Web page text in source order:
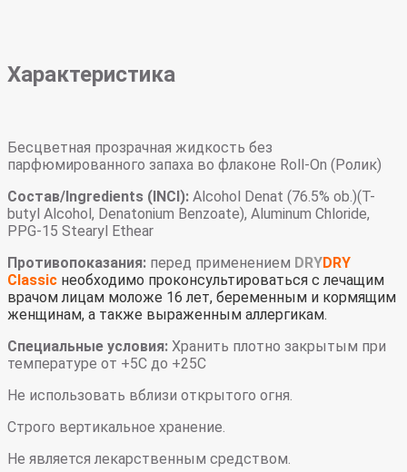
Характеристика
Бесцветная прозрачная жидкость без
парфюмированного запаха во флаконе Roll-On (Ролик)
Состав/Ingredients (INCI): Alcohol Denat (76.5% ob.)(T-
butyl Alcohol, Denatonium Benzoate), Aluminum Chloride,
PPG-15 Stearyl Ethear
Противопоказания: перед применением DRYDRY
Classic необходимо проконсультироваться с лечащим
врачом лицам моложе 16 лет, беременным и кормящим
женщинам, а также выраженным аллергикам.
Специальные условия: Хранить плотно закрытым при
температуре от +5С до +25С
Не использовать вблизи открытого огня.
Строго вертикальное хранение.
Не является лекарственным средством.